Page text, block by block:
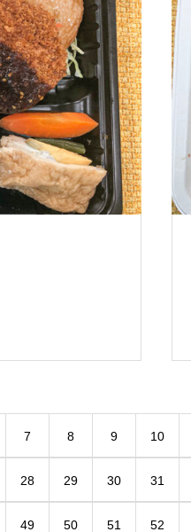
7 8 9 10
28 29 30 31
49 50 51 52